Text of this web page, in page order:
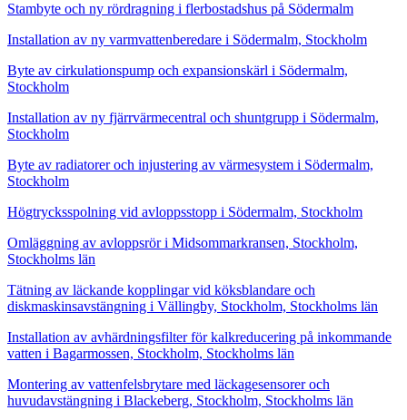
Stambyte och ny rördragning i flerbostadshus på Södermalm
Installation av ny varmvattenberedare i Södermalm, Stockholm
Byte av cirkulationspump och expansionskärl i Södermalm,
Stockholm
Installation av ny fjärrvärmecentral och shuntgrupp i Södermalm,
Stockholm
Byte av radiatorer och injustering av värmesystem i Södermalm,
Stockholm
Högtrycksspolning vid avloppsstopp i Södermalm, Stockholm
Omläggning av avloppsrör i Midsommarkransen, Stockholm,
Stockholms län
Tätning av läckande kopplingar vid köksblandare och
diskmaskinsavstängning i Vällingby, Stockholm, Stockholms län
Installation av avhärdningsfilter för kalkreducering på inkommande
vatten i Bagarmossen, Stockholm, Stockholms län
Montering av vattenfelsbrytare med läckagesensorer och
huvudavstängning i Blackeberg, Stockholm, Stockholms län